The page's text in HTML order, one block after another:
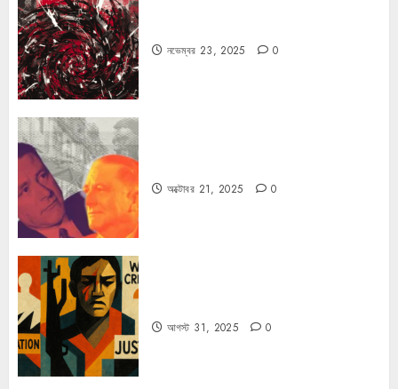
নভেম্বর 23, 2025 0
অক্টোবর 21, 2025 0
আগস্ট 31, 2025 0